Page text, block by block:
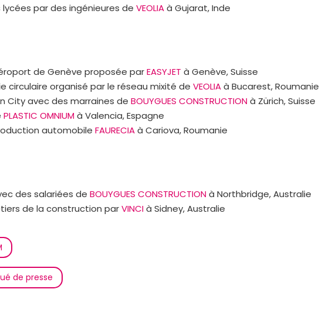
par des ingénieures de VEOLIAà Gujarat, Inde
de Genève proposée parEASYJET à Genève, Suisse
circulaire organisé par le réseau mixité de VEOLIAà Bucarest, Roumanie
City avec des marraines de BOUYGUES CONSTRUCTIONà Zürich, Suisse
PLASTIC OMNIUMà Valencia, Espagne
automobile FAURECIAà Cariova, Roumanie
des salariées de BOUYGUES CONSTRUCTIONà Northbridge, Australie
de la construction parVINCIà Sidney, Australie
de presse